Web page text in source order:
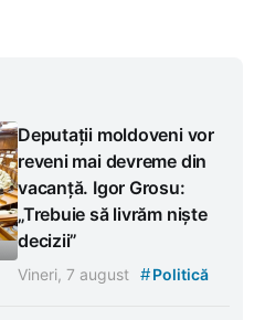
Deputații moldoveni vor
reveni mai devreme din
vacanță. Igor Grosu:
„Trebuie să livrăm niște
decizii”
Vineri, 7 august #Politică